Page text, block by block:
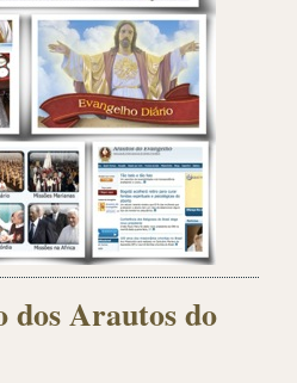
dos Arautos do